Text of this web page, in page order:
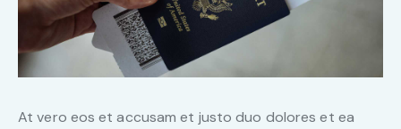
At vero eos et accusam et justo duo dolores et ea